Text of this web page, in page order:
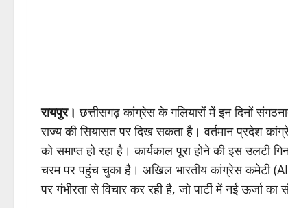
रायपुर। छत्तीसगढ़ कांग्रेस के गलियारों में इन दिनों
राज्य की सियासत पर दिख सकता है। वर्तमान प्रदेश
को समाप्त हो रहा है। कार्यकाल पूरा होने की इस उलटी
चरम पर पहुंच चुका है। अखिल भारतीय कांग्रेस कमेटी
पर गंभीरता से विचार कर रही है, जो पार्टी में नई ऊर्जा